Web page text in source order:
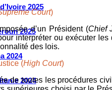
2025
2025
2024
2024
Court)
d’un Président (Chief
interpréter ou exécuter
des lois.
(High Court)
de toutes les procédures